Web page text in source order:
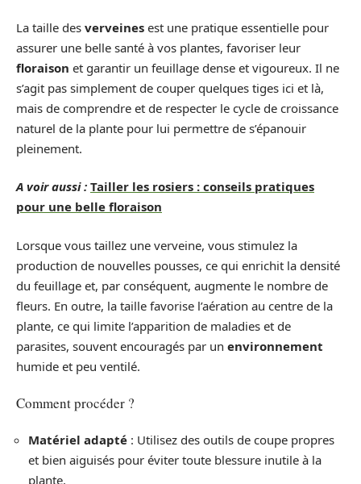
La taille des verveines est une pratique essentielle pour
assurer une belle santé à vos plantes, favoriser leur
floraison et garantir un feuillage dense et vigoureux. Il ne
s’agit pas simplement de couper quelques tiges ici et là,
mais de comprendre et de respecter le cycle de croissance
naturel de la plante pour lui permettre de s’épanouir
pleinement.
A voir aussi : Tailler les rosiers : conseils pratiques
pour une belle floraison
Lorsque vous taillez une verveine, vous stimulez la
production de nouvelles pousses, ce qui enrichit la densité
du feuillage et, par conséquent, augmente le nombre de
fleurs. En outre, la taille favorise l’aération au centre de la
plante, ce qui limite l’apparition de maladies et de
parasites, souvent encouragés par un environnement
humide et peu ventilé.
Comment procéder ?
Matériel adapté : Utilisez des outils de coupe propres
et bien aiguisés pour éviter toute blessure inutile à la
plante.